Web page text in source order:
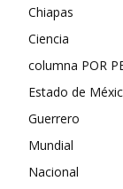
Chiapas
Ciencia
columna POR
Estado de
Guerrero
Mundial
Nacional